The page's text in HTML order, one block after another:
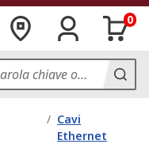
0
/ Cavi
Ethernet